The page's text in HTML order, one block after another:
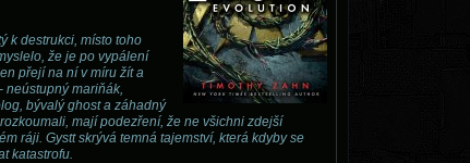
k destrukci, místo toho
že je po vypálení
přejí na ní v míru žít a
neústupný mariňák,
bývalý ghost a záhadný
mají podezření, že ne všichni zdejší
ráji. Gystt skrývá temná tajemství, která kdyby se
katastrofu.